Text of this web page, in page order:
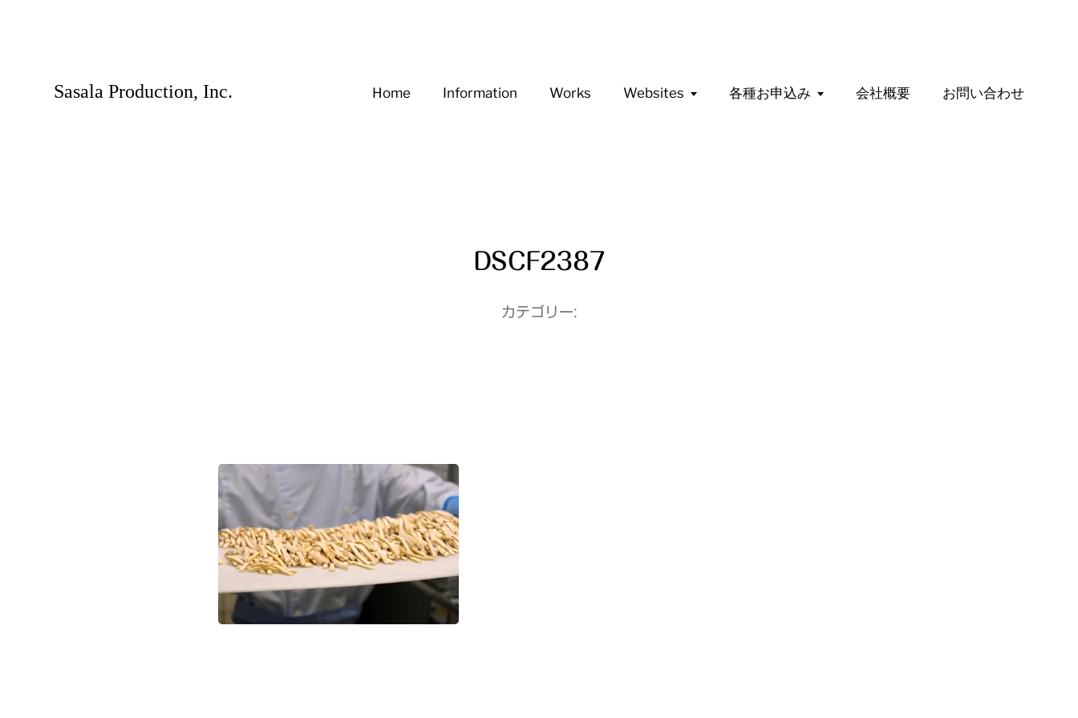
Sasala Production, Inc. Home Information Works Websites 各種お申込み 会社概要 お問い合わせ
DSCF2387
カテゴリー: